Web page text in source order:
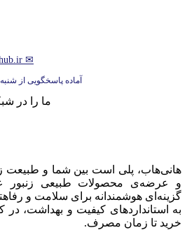
✉
آماده پاسخگویی از شنبه تا
ما را در
هانی‌هاب، پلی است بین شما و طبیعت
و عرضه‌ی محصولات طبیعی زنبور
گزینه‌ای هوشمندانه برای سلامت و
به استانداردهای کیفیت و بهداشت،
خرید تا زمان مصرف.